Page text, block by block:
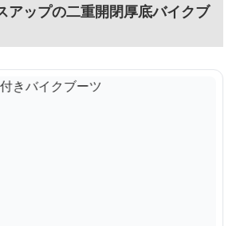
アップの二重開閉厚底バイクブ